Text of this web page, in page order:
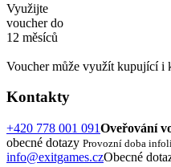
Využijte
voucher do
12 měsíců
Voucher může využít kupující i
Kontakty
+420 778 001 091Oveřování
obecné dotazy Provozní doba
info@exitgames.czObecné